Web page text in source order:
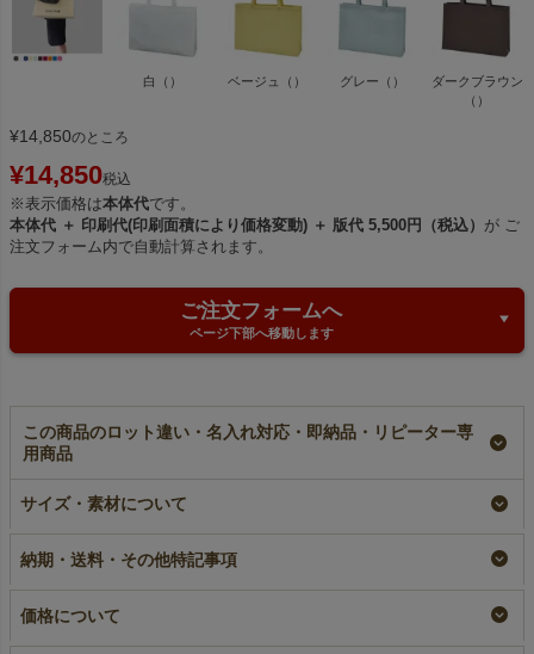
白（） ベージュ（） グレー（）
ダークブラウン
（）
¥14,850のところ
¥14,850税込
※表示価格は本体代です。
本体代 ＋ 印刷代(印刷面積により価格変動) ＋ 版代 5,500円（税込） が ご
注文フォーム内で自動計算されます。
ご注文フォームへ
ページ下部へ移動します
この商品のロット違い・名入れ対応・即納品・リピーター専
用商品
【小ロット】不織布ベ
ーシックトート 厚手
ズ｜10枚入～
小ロット
【名入れ大ロット】不
中横サイズ｜ 100枚入
（1000枚以上専用）
不織布ベーシックトー
ト 厚手《100g》
サイズ・素材について
納期・送料・その他特記事項
価格について